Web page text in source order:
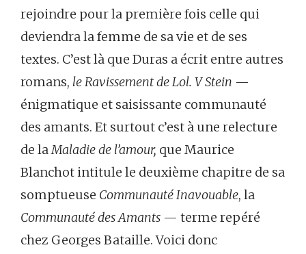
rejoindre pour la première fois celle qui
deviendra la femme de sa vie et de ses
textes. C’est là que Duras a écrit entre autres
romans, le Ravissement de Lol. V Stein —
énigmatique et saisissante communauté
des amants. Et surtout c’est à une relecture
de laMaladie de l’amour, que Maurice
Blanchot intitule le deuxième chapitre de sa
somptueuse Communauté Inavouable, la
Communauté des Amants — terme repéré
chez Georges Bataille. Voici donc